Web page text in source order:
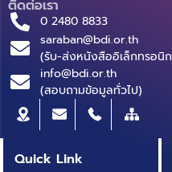
ติดต่อเรา
0 2480 8833
saraban@bdi.or.th
(รับ-ส่งหนังสืออิเล็กทรอนิ
info@bdi.or.th
(สอบถามข้อมูลทั่วไป)
Quick Link